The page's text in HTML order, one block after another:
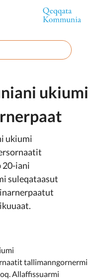
ukiumi
ukiumi
20-iani
suleqataasut
tallimanngornermi
Allaffissuarmi